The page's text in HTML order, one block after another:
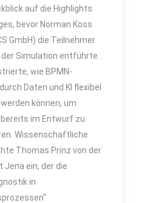
auf die Highlights
bevor Norman Koss
GmbH) die Teilnehmer
der Simulation entführte.
wie BPMN-
Daten und KI flexibel
können, um
im Entwurf zu
Wissenschaftliche
Thomas Prinz von der
Jena ein, der die
in